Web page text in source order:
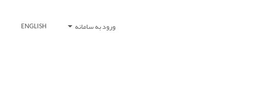
ورود به سامانه ENGLISH